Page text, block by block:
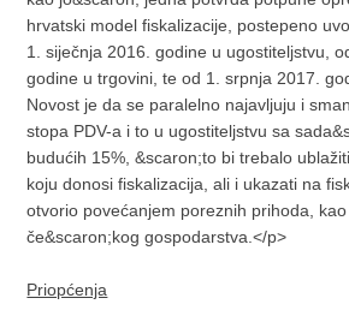
hrvatski model fiskalizacije, postepeno
1. siječnja 2016. godine u ugostiteljstvu,
godine u trgovini, te od 1. srpnja 2017.
Novost je da se paralelno najavljuju i
stopa PDV-a i to u ugostiteljstvu sa
budućih 15%, &scaron;to bi trebalo
koju donosi fiskalizacija, ali i ukazati na
otvorio povećanjem poreznih prihoda,
če&scaron;kog gospodarstva.</p>
Priopćenja